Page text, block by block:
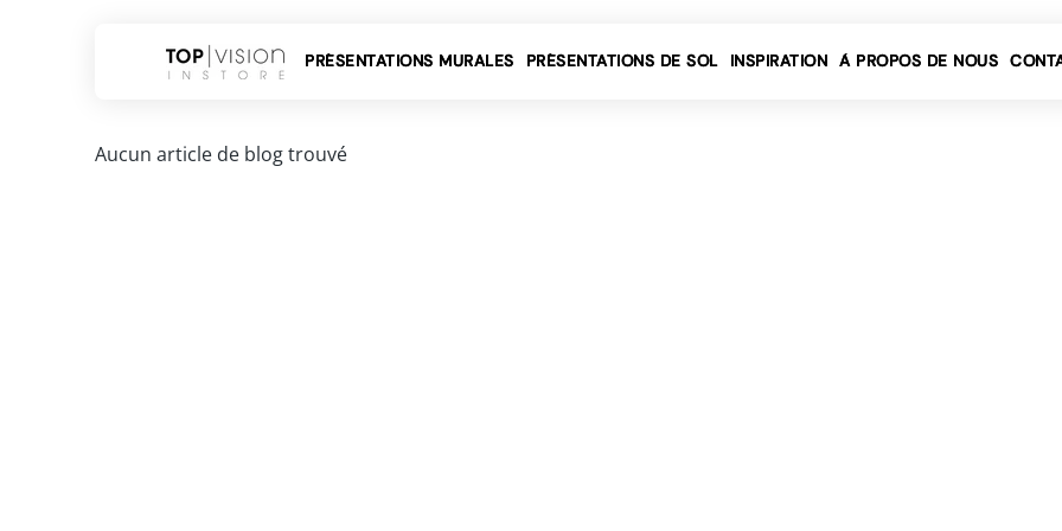
PRÉSENTATIONS MURALES PRÉSENTATIONS DE SOL INSPIRATION À PROPOS DE NOUS
Nouvelles
Aucun article de blog trouvé